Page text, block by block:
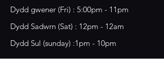
​​Dydd gwener (Fri) : 5:00pm - 11pm
​Dydd Sadwrn (Sat) : 12pm - 12am
Dydd Sul (sunday) :1pm - 10pm